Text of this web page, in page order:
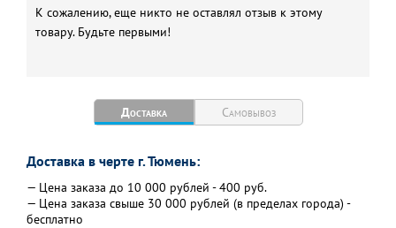
К сожалению, еще никто не оставлял отзыв к этому
товару. Будьте первыми!
Доставка Самовывоз
Доставка в черте г. Тюмень:
— Цена заказа до 10 000 рублей - 400 руб.
— Цена заказа свыше 30 000 рублей (в пределах города) -
бесплатно